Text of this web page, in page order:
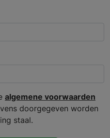
algemene voorwaarden
doorgegeven worden
staal.